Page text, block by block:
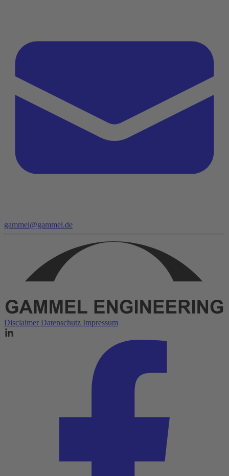
gammel@gammel.de
Disclaimer Datenschutz Impressum